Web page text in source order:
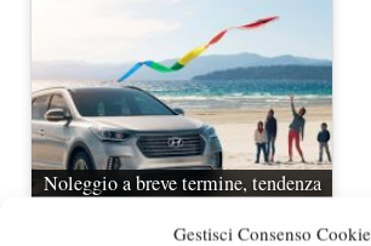
Gestisci Consenso Cookie
Noleggio a breve termine, tendenza
in crescita sul…